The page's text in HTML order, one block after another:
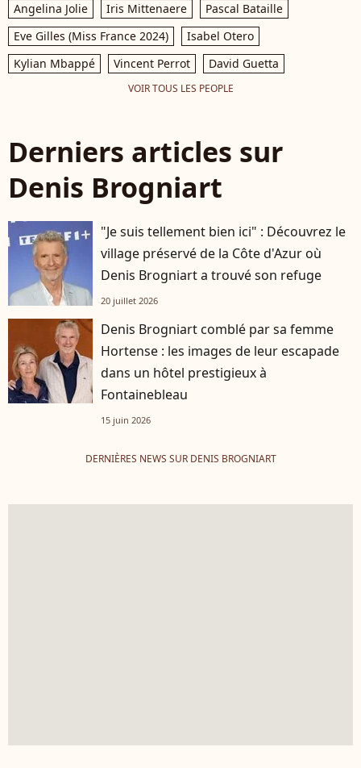
Angelina Jolie Iris Mittenaere
Pascal Bataille
Eve Gilles (Miss France 2024)
Isabel Otero
Kylian Mbappé
Vincent Perrot David Guetta
VOIR TOUS LES PEOPLE
Derniers articles sur
Denis Brogniart
"Je suis tellement bien ici" : Découvrez le
village préservé de la Côte d'Azur où
Denis Brogniart a trouvé son refuge
20 juillet 2026
Denis Brogniart comblé par sa femme
Hortense : les images de leur escapade
dans un hôtel prestigieux à
Fontainebleau
15 juin 2026
DERNIÈRES NEWS SUR DENIS BROGNIART